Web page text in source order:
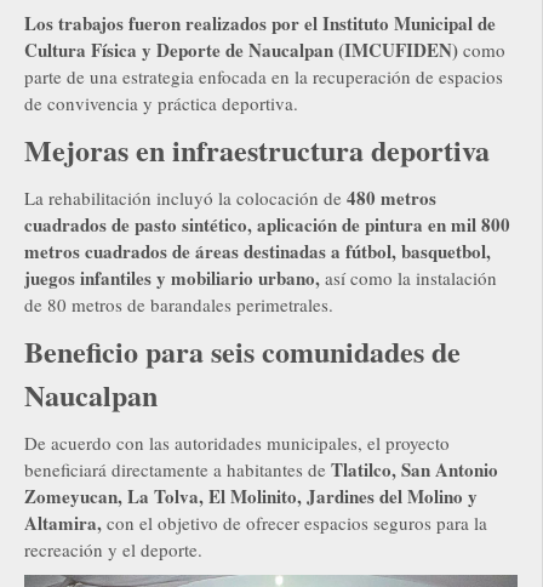
Los trabajos fueron realizados por el Instituto Municipal de
Cultura Física y Deporte de Naucalpan (IMCUFIDEN) como
parte de una estrategia enfocada en la recuperación de espacios
de convivencia y práctica deportiva.
Mejoras en infraestructura deportiva
La rehabilitación incluyó la colocación de 480 metros
cuadrados de pasto sintético, aplicación de pintura en mil 800
metros cuadrados de áreas destinadas a fútbol, basquetbol,
juegos infantiles y mobiliario urbano, así como la instalación
de 80 metros de barandales perimetrales.
Beneficio para seis comunidades de
Naucalpan
De acuerdo con las autoridades municipales, el proyecto
beneficiará directamente a habitantes de Tlatilco, San Antonio
Zomeyucan, La Tolva, El Molinito, Jardines del Molino y
Altamira, con el objetivo de ofrecer espacios seguros para la
recreación y el deporte.